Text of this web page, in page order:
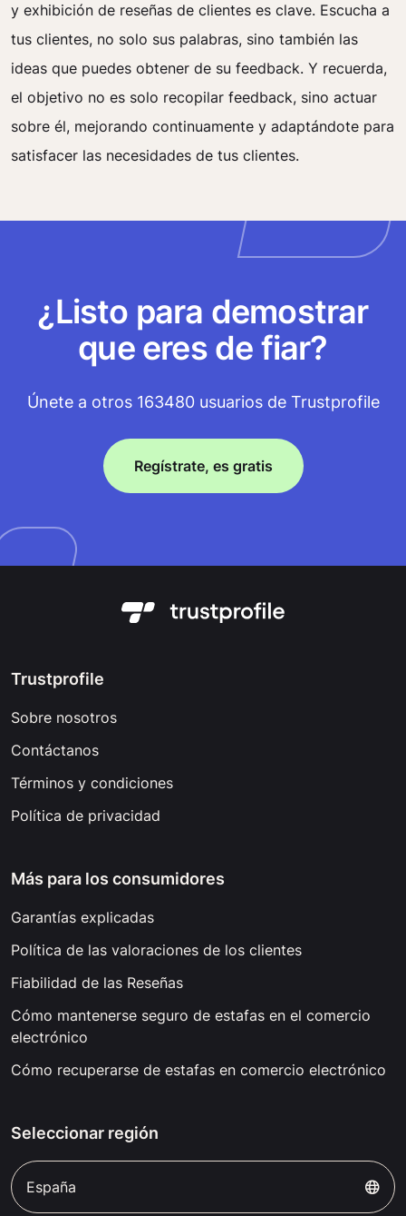
y exhibición de reseñas de clientes es clave. Escucha a
tus clientes, no solo sus palabras, sino también las
ideas que puedes obtener de su feedback. Y recuerda,
el objetivo no es solo recopilar feedback, sino actuar
sobre él, mejorando continuamente y adaptándote para
satisfacer las necesidades de tus clientes.
¿Listo para demostrar
que eres de fiar?
Únete a otros 163480 usuarios de Trustprofile
Regístrate, es gratis
Trustprofile
Sobre nosotros
Contáctanos
Términos y condiciones
Política de privacidad
Más para los consumidores
Garantías explicadas
Política de las valoraciones de los clientes
Fiabilidad de las Reseñas
Cómo mantenerse seguro de estafas en el comercio
electrónico
Cómo recuperarse de estafas en comercio electrónico
Seleccionar región
España